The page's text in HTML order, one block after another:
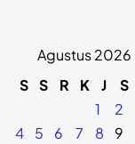
Agustus 2026
S S R K J S
1
2
4
5 6 7 8 9